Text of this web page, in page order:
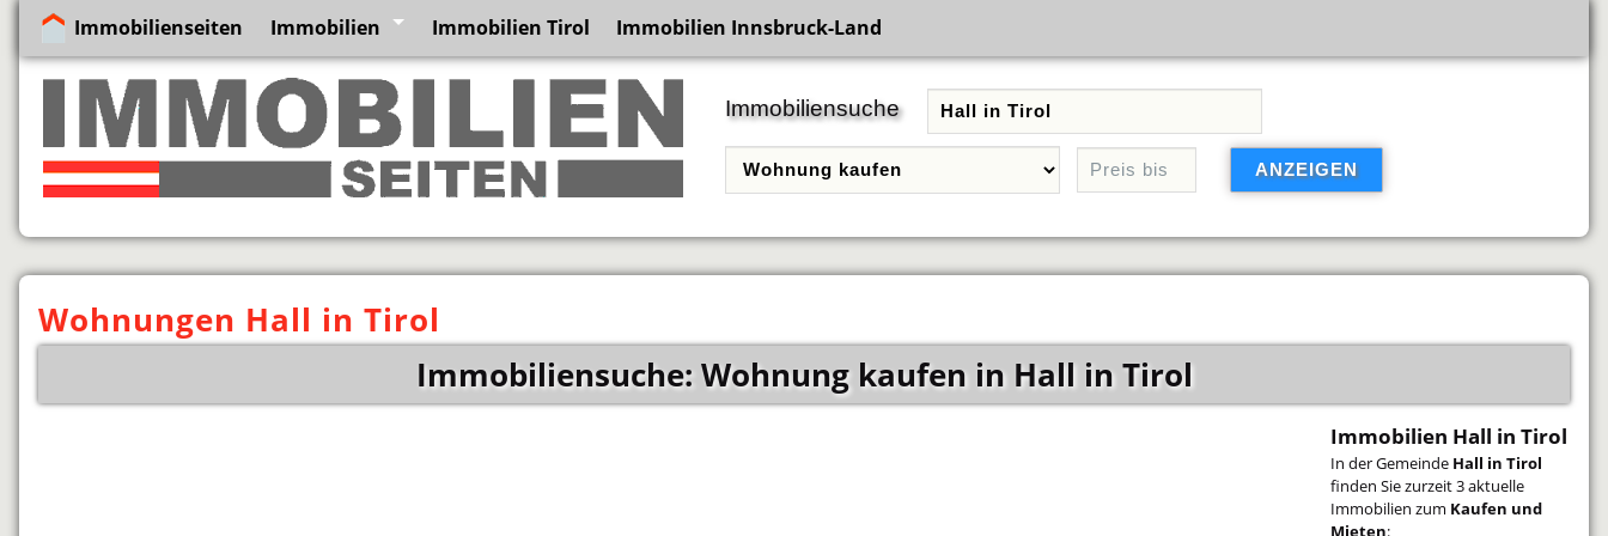
Immobilienseiten Immobilien Immobilien Tirol Immobilien Innsbruck-Land
Immobiliensuche
Wohnungen Hall in Tirol
Immobiliensuche: Wohnung kaufen in Hall in Tirol
Immobilien Hall in Tirol
In der Gemeinde Hall in Tirol
finden Sie zurzeit 3 aktuelle
Immobilien zum Kaufen und
Mieten: